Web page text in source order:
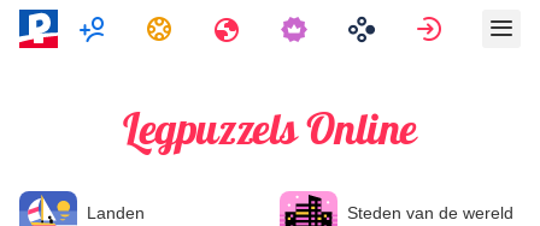
MultispelerTaken Reizen
Legpuzzels Online
Landen Steden van de wereld